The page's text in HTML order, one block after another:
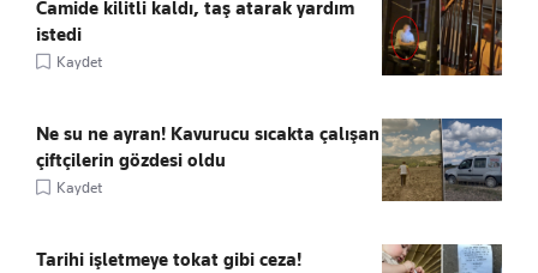
Camide kilitli kaldı, taş atarak yardım
istedi
Kaydet
Ne su ne ayran! Kavurucu sıcakta çalışan
çiftçilerin gözdesi oldu
Kaydet
Tarihi işletmeye tokat gibi ceza!